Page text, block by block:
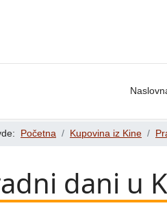
Početna Kupovina iz Kine
dani u